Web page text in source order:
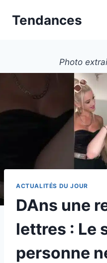
Tendances
Photo
ACTUALITÉS DU JOUR
DAns une
lettres : Le
personne